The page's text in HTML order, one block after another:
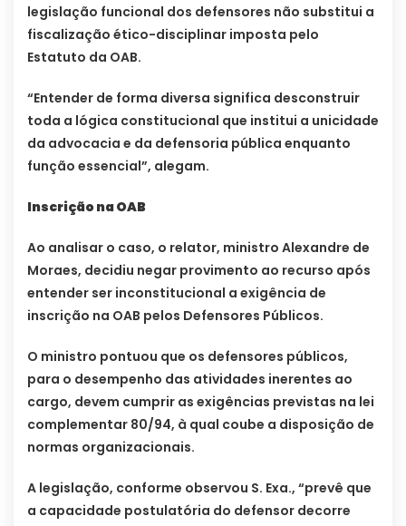
legislação funcional dos defensores não substitui a
fiscalização ético-disciplinar imposta pelo
Estatuto da OAB.
“Entender de forma diversa significa desconstruir
toda a lógica constitucional que institui a unicidade
da advocacia e da defensoria pública enquanto
função essencial”, alegam.
Inscrição na OAB
Ao analisar o caso, o relator, ministro Alexandre de
Moraes, decidiu negar provimento ao recurso após
entender ser inconstitucional a exigência de
inscrição na OAB pelos Defensores Públicos.
O ministro pontuou que os defensores públicos,
para o desempenho das atividades inerentes ao
cargo, devem cumprir as exigências previstas na lei
complementar 80/94, à qual coube a disposição de
normas organizacionais.
A legislação, conforme observou S. Exa., “prevê que
a capacidade postulatória do defensor decorre